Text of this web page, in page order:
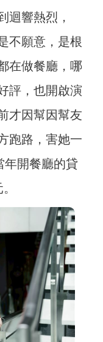
迴響熱烈，
不願意，是根
在做餐廳，哪
評，也開啟演
才因幫因幫友
跑路，害她一
年開餐廳的貸